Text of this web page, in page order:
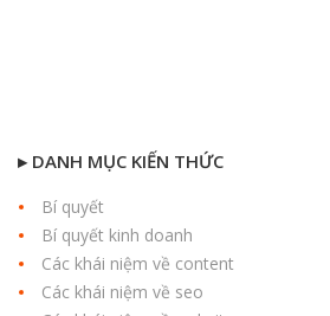
▸ DANH MỤC KIẾN THỨC
Bí quyết
Bí quyết kinh doanh
Các khái niệm về content
Các khái niệm về seo